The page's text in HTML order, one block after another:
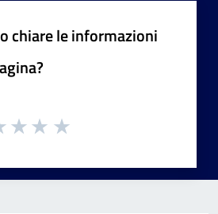
chiare le informazioni